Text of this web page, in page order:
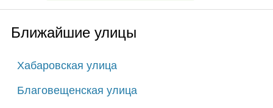
Ближайшие улицы
Хабаровская улица
Благовещенская улица